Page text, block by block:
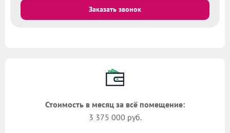
Заказать звонок
Стоимость в месяц за всё помещение:
3 375 000 руб.